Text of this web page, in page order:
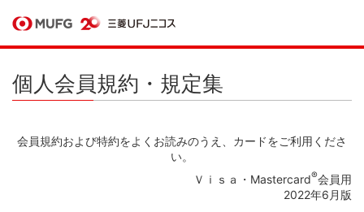
個人会員規約・規定集
会員規約および特約をよくお読みのうえ、カードをご利用くださ
い。
Ｖｉｓａ・Mastercard®会員用
2022年6月版